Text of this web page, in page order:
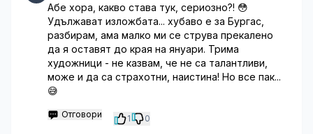
Абе хора, какво става тук, сериозно?! 😳
Удължават изложбата... хубаво е за Бургас,
разбирам, ама малко ми се струва прекалено
да я оставят до края на януари. Трима
художници - не казвам, че не са талантливи,
може и да са страхотни, наистина! Но все пак...
😅
Отговори 1 0